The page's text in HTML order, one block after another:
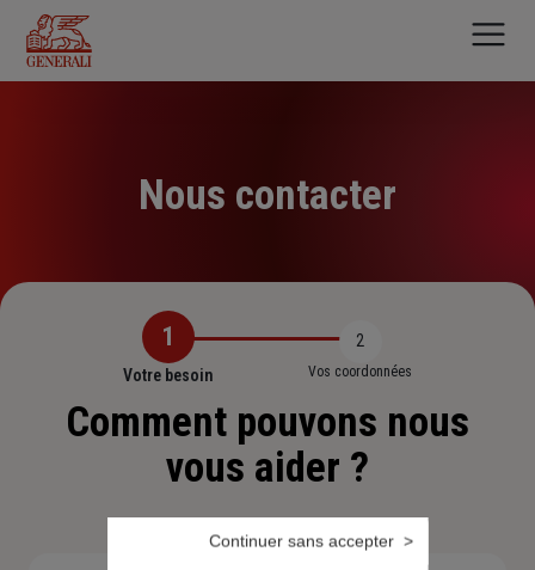
contenu
principal
Nous contacter
1
Votre besoin
2
Vos coordonnées
Comment pouvons nous
vous aider ?
Continuer sans accepter